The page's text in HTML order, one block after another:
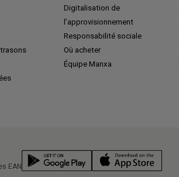
Digitalisation de
l’approvisionnement
Responsabilité sociale
Où acheter
Équipe Manxa
EAN